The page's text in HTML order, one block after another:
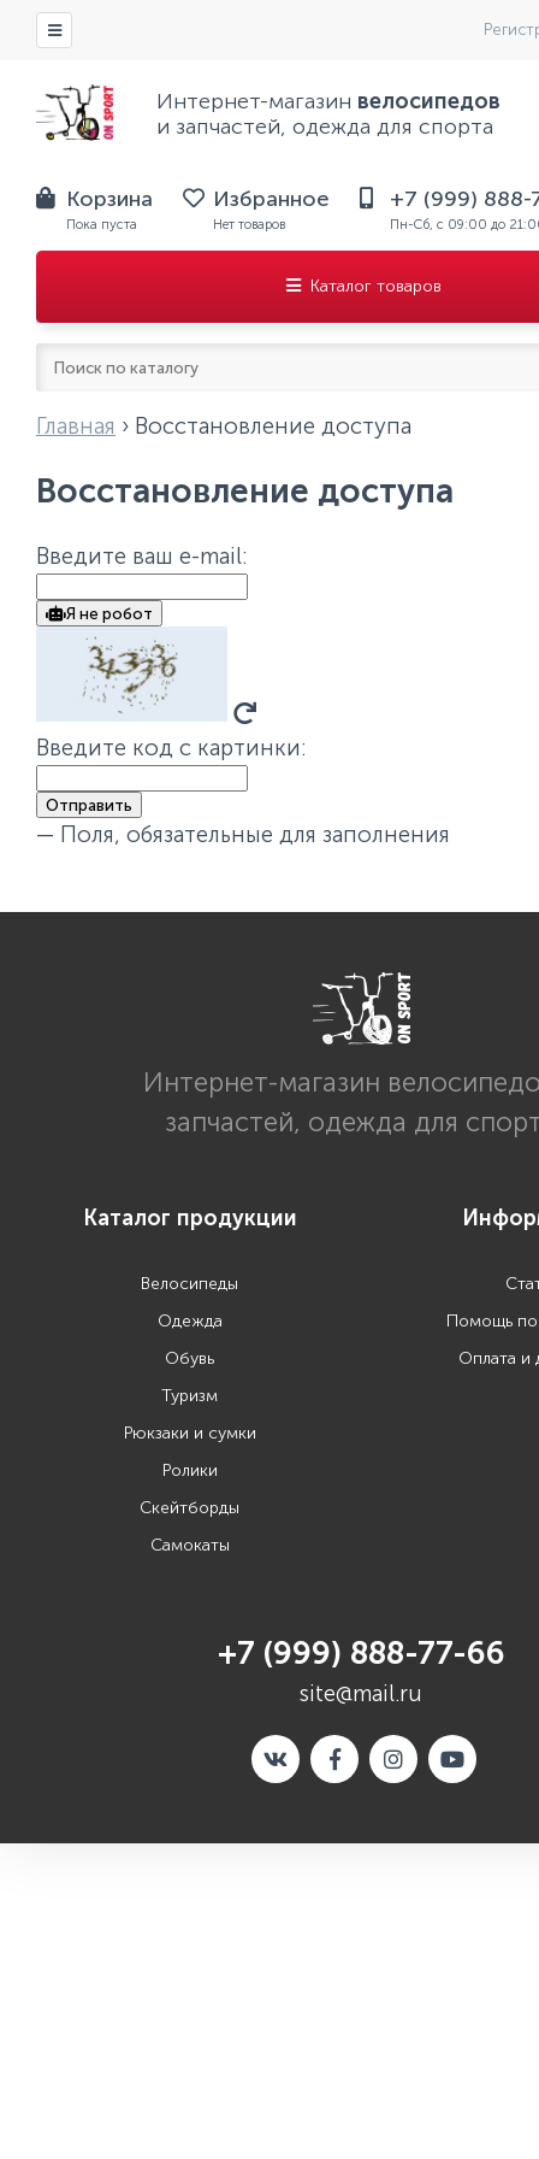
Интернет-магазин велосипедов
и запчастей, одежда для спорта
Корзина
Пока пуста
Избранное
Нет товаров
+7 (999) 888-
Пн-Сб, с 09:00 до
Каталог товаров
Главная › Восстановление доступа
Восстановление доступа
Введите ваш e-mail:
Я не робот
Введите код с картинки:
Отправить
— Поля, обязательные для заполнения
Интернет-магазин
запчастей, одежда для
Каталог продукции
Велосипеды
Одежда
Обувь
Туризм
Рюкзаки и сумки
Ролики
Скейтборды
Самокаты
Помощь
Оплата и
+7 (999) 888-77-66
site@mail.ru
Регистрация